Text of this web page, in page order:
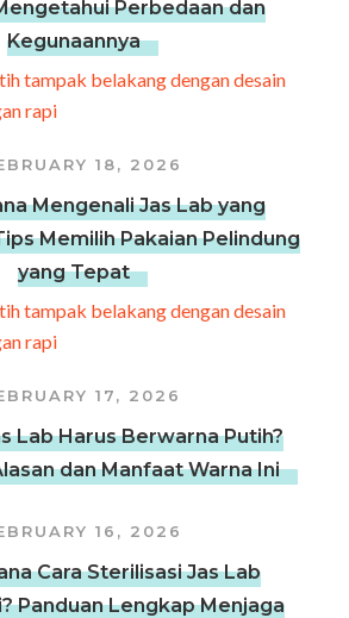
Perbedaan dan
Kegunaannya
18, 2026
Mengenali Jas Lab yang
Memilih Pakaian Pelindung
yang Tepat
17, 2026
Lab Harus Berwarna Putih?
dan Manfaat Warna Ini
16, 2026
Cara Sterilisasi Jas Lab
Panduan Lengkap Menjaga